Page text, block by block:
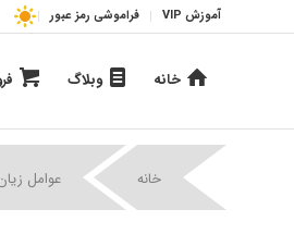
آموزش VIP فراموشی رمز عبور
خانه وبلاگ
خانه عوامل